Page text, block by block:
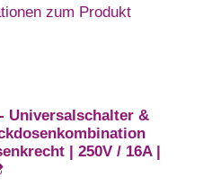
zum Produkt
Universalschalter &
| 250V / 16A |